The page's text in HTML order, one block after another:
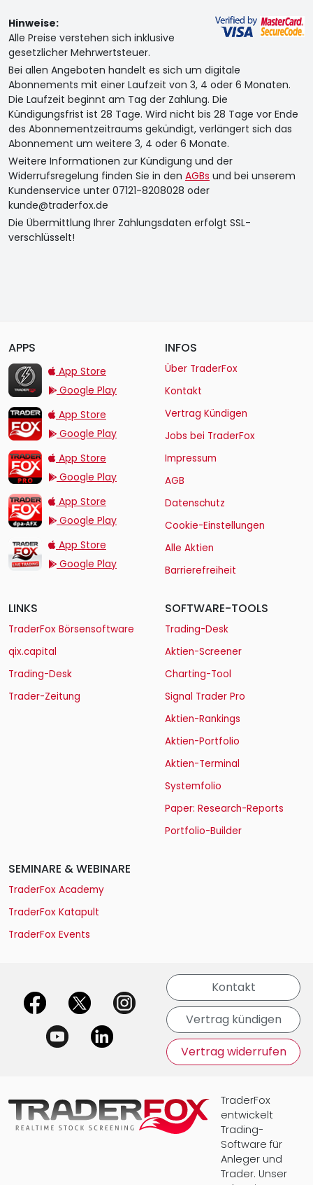
Hinweise:
Alle Preise verstehen sich inklusive
gesetzlicher Mehrwertsteuer.
Bei allen Angeboten handelt es sich um digitale
Abonnements mit einer Laufzeit von 3, 4 oder 6 Monaten.
Die Laufzeit beginnt am Tag der Zahlung. Die
Kündigungsfrist ist 28 Tage. Wird nicht bis 28 Tage vor Ende
des Abonnementzeitraums gekündigt, verlängert sich das
Abonnement um weitere 3, 4 oder 6 Monate.
Weitere Informationen zur Kündigung und der
Widerrufsregelung finden Sie in den AGBs und bei unserem
Kundenservice unter 07121-8208028 oder
kunde@traderfox.de
Die Übermittlung Ihrer Zahlungsdaten erfolgt SSL-
verschlüsselt!
APPS
TraderFox Flash
App Store
Google Play
TraderFox App
App Store
Google Play
TraderFox Pro
App Store
Google Play
TraderFox dpa-AFX ProFeed
App Store
Google Play
TraderFox Live Trading
App Store
Google Play
INFOS
Über TraderFox
Kontakt
Vertrag Kündigen
Jobs bei TraderFox
Impressum
AGB
Datenschutz
Cookie-Einstellungen
Alle Aktien
Barrierefreiheit
LINKS
TraderFox Börsensoftware
qix.capital
Trading-Desk
Trader-Zeitung
SOFTWARE-TOOLS
Trading-Desk
Aktien-Screener
Charting-Tool
Signal Trader Pro
Aktien-Rankings
Aktien-Portfolio
Aktien-Terminal
Systemfolio
Paper: Research-Reports
Portfolio-Builder
SEMINARE & WEBINARE
TraderFox Academy
TraderFox Katapult
TraderFox Events
offizielle Social Media-Accounts
Kontakt
Vertrag kündigen
Vertrag widerrufen
TraderFox
entwickelt
Trading-
Software für
Anleger und
Trader. Unser